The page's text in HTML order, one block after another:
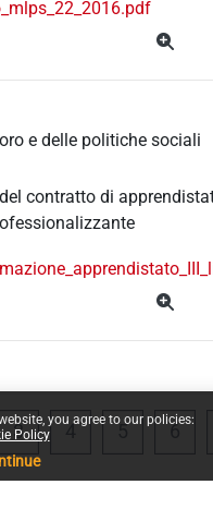
you agree to our policies:
Policy
e delle politiche sociali
contratto di
2
3Page 3
4Page 4
5Page 5
6